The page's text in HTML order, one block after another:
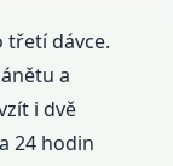
třetí dávce.
a
i dvě
24 hodin